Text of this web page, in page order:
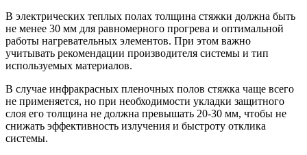
В электрических теплых полах толщина стяжки должна быть
не менее 30 мм для равномерного прогрева и оптимальной
работы нагревательных элементов. При этом важно
учитывать рекомендации производителя системы и тип
используемых материалов.
В случае инфракрасных пленочных полов стяжка чаще всего
не применяется, но при необходимости укладки защитного
слоя его толщина не должна превышать 20-30 мм, чтобы не
снижать эффективность излучения и быстроту отклика
системы.